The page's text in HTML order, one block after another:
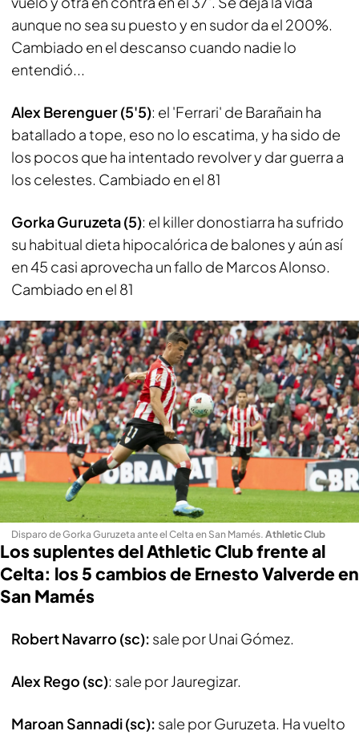
aunque no sea su puesto y en sudor da el 200%.
Cambiado en el descanso cuando nadie lo
entendió...
Alex Berenguer (5'5): el 'Ferrari' de Barañain ha
batallado a tope, eso no lo escatima, y ha sido de
los pocos que ha intentado revolver y dar guerra a
los celestes. Cambiado en el 81
Gorka Guruzeta (5): el killer donostiarra ha sufrido
su habitual dieta hipocalórica de balones y aún así
en 45 casi aprovecha un fallo de Marcos Alonso.
Cambiado en el 81
Disparo de Gorka Guruzeta ante el Celta en San Mamés. Athletic Club
Los suplentes del Athletic Club frente al
Celta: los 5 cambios de Ernesto Valverde en
San Mamés
Robert Navarro (sc): sale por Unai Gómez.
Alex Rego (sc): sale por Jauregizar.
Maroan Sannadi (sc): sale por Guruzeta. Ha vuelto